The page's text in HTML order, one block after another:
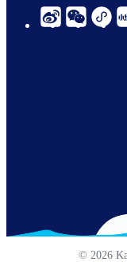
social-
© 2026